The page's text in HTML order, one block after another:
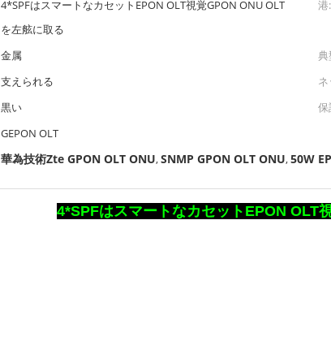
4*SPFはスマートなカセットEPON OLT視覚GPON ONU OLT
を左舷に取る
港:
金属 典
支えられる
黒い 保
GEPON OLT
華為技術Zte GPON OLT ONU,SNMP GPON OLT ONU,50W
4*SPFはスマートなカセットEPON OLT